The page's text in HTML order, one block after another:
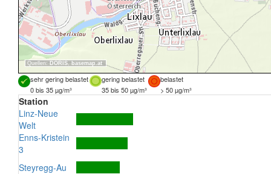
Quellen: DORIS, basemap.at
sehr gering belastet gering belastet
belastet
0 bis 35 µg/m³
35 bis 50 µg/m³ > 50 µg/m³
Station
Linz-Neue
Welt
Enns-Kristein
3
Steyregg-Au